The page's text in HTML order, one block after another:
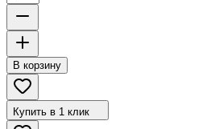
В корзину
Купить в 1 клик